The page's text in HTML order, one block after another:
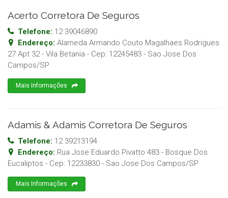
Acerto Corretora De Seguros
Telefone: 12 39046890
Endereço: Alameda Armando Couto Magalhaes Rodrigues
27 Apt 32 - Vila Betania - Cep: 12245483 - Sao Jose Dos
Campos/SP
Mais Informações
Adamis & Adamis Corretora De Seguros
Telefone: 12 39213194
Endereço: Rua Jose Eduardo Pivatto 483 - Bosque Dos
Eucaliptos - Cep: 12233830 - Sao Jose Dos Campos/SP
Mais Informações